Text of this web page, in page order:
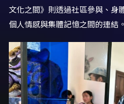
文化之間》則透過社區參與、身
個人情感與集體記憶之間的連結。